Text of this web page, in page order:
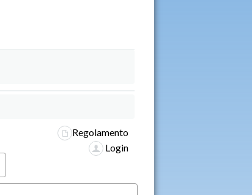
Regolamento
Login